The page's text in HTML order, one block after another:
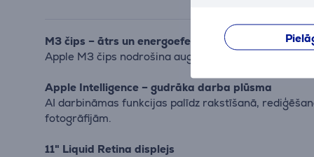
M3 čips – ātrs un energoefektīvs
Apple M3 čips nodrošina augstu veiktspēju un AI
Apple Intelligence – gudrāka darba plūsma
AI darbināmas funkcijas palīdz rakstīšanā,
fotogrāfijām.
11" Liquid Retina displejs